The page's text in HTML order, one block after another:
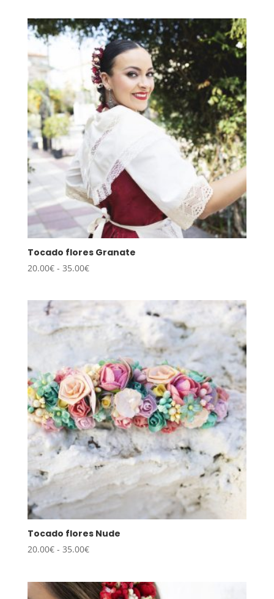
desde
20.00€
hasta
35.00€
Tocado flores Granate
20.00€ - 35.00€Rango
desde
20.00€
35.00€
Tocado flores Nude
20.00€ - 35.00€Rango
desde